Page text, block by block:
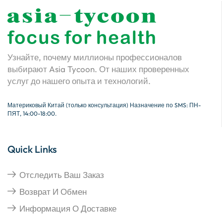
Узнайте, почему миллионы профессионалов
выбирают Asia Tycoon. От наших проверенных
услуг до нашего опыта и технологий.
Материковый Китай (только консультация) Назначение по SMS: ПН-
ПЯТ, 14:00-18:00.
Quick Links
Отследить Ваш Заказ
Возврат И Обмен
Информация О Доставке